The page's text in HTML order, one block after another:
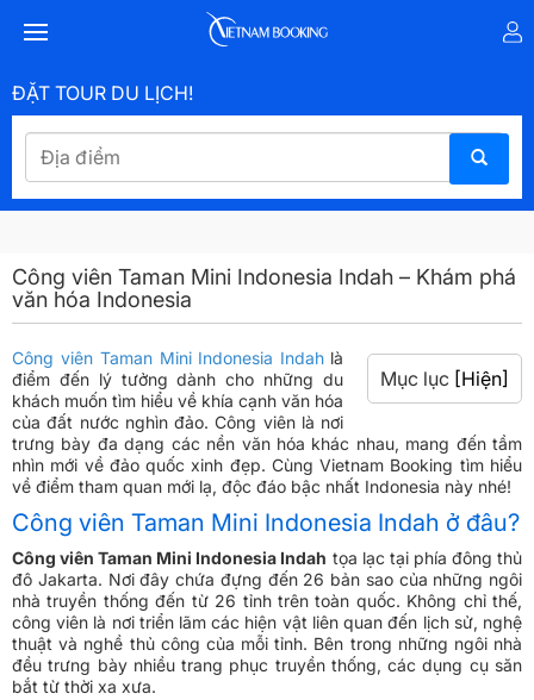
ĐẶT TOUR DU LỊCH!
Công viên Taman Mini Indonesia Indah – Khám phá
văn hóa Indonesia
Mục lục [Hiện]
Công viên Taman Mini Indonesia Indah là
điểm đến lý tưởng dành cho những du
khách muốn tìm hiểu về khía cạnh văn hóa
của đất nước nghìn đảo. Công viên là nơi
trưng bày đa dạng các nền văn hóa khác nhau, mang đến tầm
nhìn mới về đảo quốc xinh đẹp. Cùng Vietnam Booking tìm hiểu
về điểm tham quan mới lạ, độc đáo bậc nhất Indonesia này nhé!
Công viên Taman Mini Indonesia Indah ở đâu?
Công viên Taman Mini Indonesia Indah tọa lạc tại phía đông thủ
đô Jakarta. Nơi đây chứa đựng đến 26 bản sao của những ngôi
nhà truyền thống đến từ 26 tỉnh trên toàn quốc. Không chỉ thế,
công viên là nơi triển lãm các hiện vật liên quan đến lịch sử, nghệ
thuật và nghề thủ công của mỗi tỉnh. Bên trong những ngôi nhà
đều trưng bày nhiều trang phục truyền thống, các dụng cụ săn
bắt từ thời xa xưa.